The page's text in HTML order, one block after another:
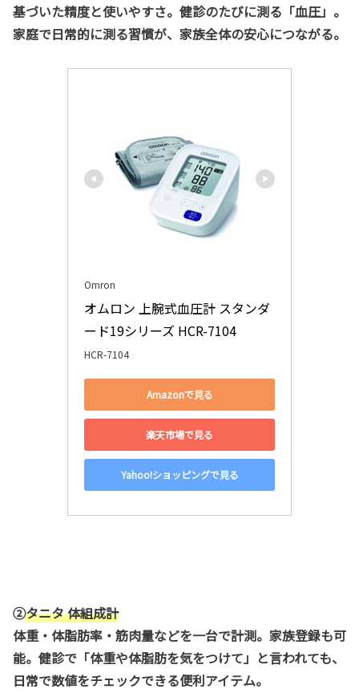
基づいた精度と使いやすさ。健診のたびに測る「血圧」。
家庭で日常的に測る習慣が、家族全体の安心につながる。
Omron
オムロン 上腕式血圧計 スタンダ
ード19シリーズ HCR-7104
HCR-7104
Amazonで見る
楽天市場で見る
Yahoo!ショッピングで見る
②タニタ 体組成計
体重・体脂肪率・筋肉量などを一台で計測。家族登録も可
能。健診で「体重や体脂肪を気をつけて」と言われても、
日常で数値をチェックできる便利アイテム。